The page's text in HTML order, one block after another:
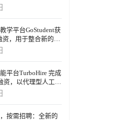
学平台GoStudent获
，用于整合新的AI
平台TurboHire 完成
，以代理型人工智
程
按需招聘：全新的